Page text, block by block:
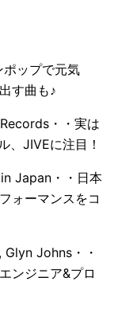
ップで元気
す曲も♪
・・実は
、JIVEに注目！
Japan・・日本
ォーマンスをコ
Johns・・
ンジニア&プロ